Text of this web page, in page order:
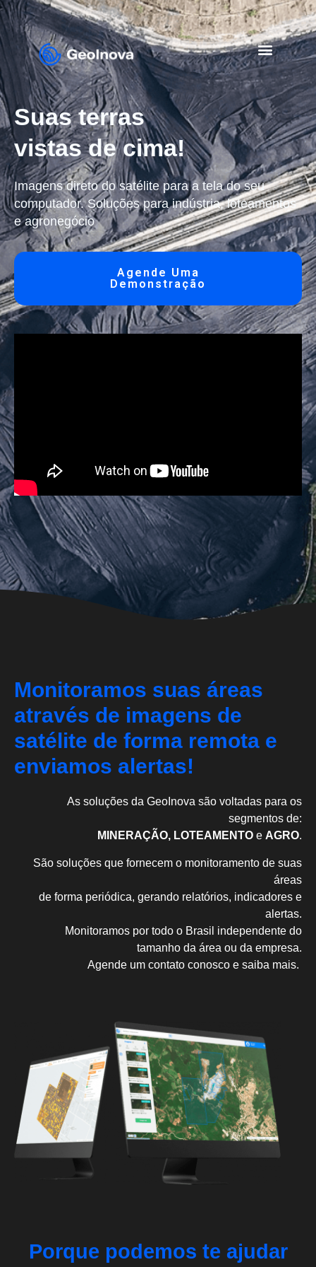
Suas terras
vistas de cima!
Imagens direto do satélite para a tela do seu
computador. Soluções para indústria, loteamentos
e agronegócio
Agende Uma
Demonstração
Monitoramos suas áreas
através de imagens de
satélite de forma remota e
enviamos alertas!
As soluções da GeoInova são voltadas para os
segmentos de:
MINERAÇÃO, LOTEAMENTO e AGRO.
São soluções que fornecem o monitoramento de suas
áreas
de forma periódica, gerando relatórios, indicadores e
alertas.
Monitoramos por todo o Brasil independente do
tamanho da área ou da empresa.
Agende um contato conosco e saiba mais.
Porque podemos te ajudar